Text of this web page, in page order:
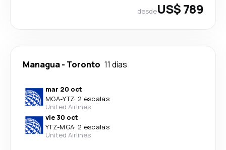
desdeUS$ 789
Managua- Toronto 11 días
mar 20 oct
MGA-YTZ· 2 escalas
United Airlines
vie 30 oct
YTZ-MGA· 2 escalas
United Airlines